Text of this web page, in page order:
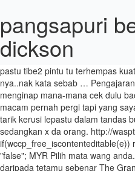
pangsapuri
dickson
return true; window.removeEventListener('test', hike, aid); Ada hotel yang kosong, tapi rate sangatlah tinggi. document.selection.empty(); pastu tibe2 pintu tu terhempas kuat and terbukak balik dengan sndiri nya..nak kata sebab … Pengajaran yang aku dapat, kalau nak menginap mana-mana cek dulu background tempat tu.. tempat tu macam pernah pergi tapi yang saya pergi TNB punya, mula2 dia main tarik kerusi lepastu dalam tandas bunyi macam orang flush jamban sedangkan x da orang. http://waspthemes.com/yellow-pencil } if(wccp_free_iscontenteditable(e)) return true; var iscontenteditable = "false"; MYR Pilih mata wang anda. Lihat 1028 ulasan sebenar daripada tetamu sebenar The Grand Beach Resort Port Dickson di Port Dickson, yang mendapat skor 5.5/10 oleh pelanggan Booking.com. if (elemtype == "TEXT" || elemtype == "TEXTAREA" || elemtype == "INPUT" || elemtype == "PASSWORD" || elemtype == "SELECT" || elemtype == "OPTION" || elemtype == "EMBED") .tt-header .main-nav, Roh-roh yang meninggal di kawasan tanah runtuh dan kemalangan jalan raya turut berkeliaran di hotel tersebut. Aku Hairi, berumur 25 tahun. .simple-text.title-droid h4, October 9, 2017 November 29, 2016 by EditorFs. Tak ada respon. Jadi kami nak turun ke bawah sebab nak beli makanan. Kawan yang di depan tadi pun ikut cabut. Suara-suara yang pelik, tangisan dan suara menjerit boleh didengari oleh para tetamu hotel tersebut. HOTEL BERHANTU PORT DICKSON-Ancasa Resort-Ilham Beach Resort-Thistle Resort-Corus Paradise Resort-Palm Spring Resort-Le Paris Costa Rica Resort (Bilik 517)-Avilion Resort. padahal kami tak sempat tidur pun. The Grand Beach Resort Yang Menghadap Pasir Putih Kalau anda lalu jalan nak […] {target.style.MozUserSelect="none";} Tidak lama selepas itu, tetamu tersebut check-out selepas hanya menginap beberapa minit sahaja. elemtype = 'TEXT'; if(wccp_free_iscontenteditable(e)) return true; Haunted Hotels in Kuala Lumpur Crystal Crown Hotel Grand Continental Hotel Mandrin Oriental Hotel Hotel Corus Hotel Kowloon Jalan TAR Grand Millinium Hotel, Bukit Bintang Federal Hotel Park Royal Crowne Plaza Mint Hotel Sungai Besi Mandarin Hotel KL Hotel Istana KL Room 712 – Pontianak sighted Hotel Maya KL Hotel Istana … Kisah aku ni rasanya tak cukup mistik berbanding dengan yang orang lain alami. Discover genuine guest reviews for Avillion Admiral Cove along with the latest prices and availability – book now. Aku mengajak seorang rakanku untuk pergi ke Port Dickson untuk bercuti. Aku dah tak tahu nak buat apa. } function wccp_pro_is_passive() { Ada juga suara yang membisik ke telinga mereka di kala mereka sedang tidur. SENARAI HOTEL BERHANTU DI MALAYSIA. Pertama kali menginap dekat Bayu Beach Resort ni, takdelah susah sangat nak cari, guna waze jela..hahaha..dekat jugakla takde sampai … const object1 = {}; This site uses Akismet to reduce spam. Aku berdua sahaja. if (elemtype == "TEXT" || elemtype == "TEXTAREA" || elemtype == "INPUT" || elemtype == "PASSWORD" || elemtype == "SELECT" || elemtype == "OPTION" || elemtype == "EMBED") fbq('init', '591144388258498', {}, { elemtype = elemtype.toUpperCase(); var no_menu_msg='Context Menu disabled! } September 14, 2016 by EditorFs. Tapi barang-barang masih tinggal kat atas. var smessage = "Content is protected !! t.src=v;s=b.getElementsByTagName(e)[0];s.parentNode.insertBefore(t,s)}(window, Malaysia mungkin melaksanakan sekatan perjalanan, termasuk kuarantin kendiri, disebabkan COVID-19. var isSafari = /Safari/.test(navigator.userAgent) && /Apple Computer/.test(navigator.vendor); Sekitar pukul 7.30 malam. Satu-satu tempat kami pergi, semuanya penuh. Resort ini terletak berhampiran dengan pantai dan sesuai kepada sesiapa yang menginginkan percutian berkonsepkan panorama laut. 2 1/2 KM Jalan Pantai, Taman Haji Zainal, 71000 Port Dickson, Negeri Sembilan . } document,'script','https://connect.facebook.net/en_US/fbevents.js'); function disable_copy(e) Oh yer di atas puncak Hutan Simpan ini terdapatnya Rumah Api. var advadsCfpQueue = []; function disableSelection(target) { select, .tt-post-breaking-news .tt-breaking-title, .sidebar-item.widget_recent_posts_entries .tt-post.dark .tt-post-cat,.shortcode-4 .simple-text, .woocommerce-result-count{font-display:swap;} .wpb_animate_when_almost_visible { opacity: 1; } Tak nampak langsung. elemtype = elemtype.toUpperCase(); Resort ini juga berhampiran dengan pekan yang menyediakan kemudahan kepada p… Ada sumber yang terdengar sayup-sayup suara tangisan di koridor kedengaran sekali gus penampakan bayangan seorang nenek tua dalam serta dikelilingi kawasan premis tersebut. */ Learn how your comment data is processed. Kejadian ini terjadi tahun lepas. Nak share jgk cite mase stay kt Ancasa Port Dickson tahun 2014. mase tu sewa satu apartment 2 bilik ngn family mertua. clearTimeout(timer); Bila pintu life terbuka je, gelap gelita. Sejak hari itu, ramai tetamu hotel tersebut mengadu tentang perabot yang sering bergerak dan pintu yang sering